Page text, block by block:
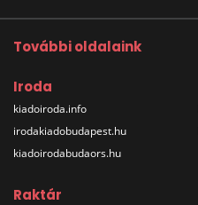
További oldalaink
Iroda
kiadoiroda.info
irodakiadobudapest.hu
kiadoirodabudaors.hu
Raktár